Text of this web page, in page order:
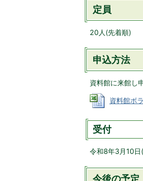
定員
20人(先着順)
申込方法
資料館に来館し
資料館ボ
受付
令和8年3月10日
今後の予定